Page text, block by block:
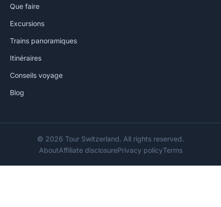
Que faire
Excursions
Trains panoramiques
Itinéraires
Conseils voyage
Blog
© 2026 Tour Switzerland. All rights reserved.
AboutAffiliate disclosurePrivacy policyTerms